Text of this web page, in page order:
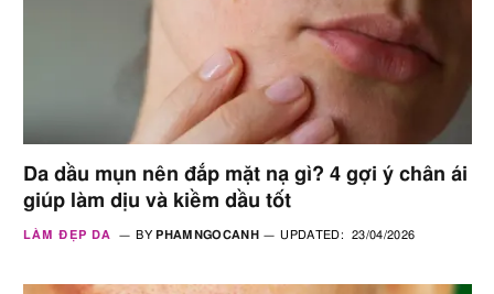
Da dầu mụn nên đắp mặt nạ gì? 4 gợi ý chân ái
giúp làm dịu và kiềm dầu tốt
LÀM ĐẸP DA BY PHAMNGOCANH UPDATED: 23/04/2026